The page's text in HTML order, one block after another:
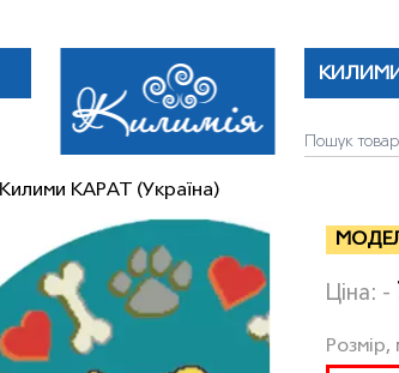
Килими КАРАТ (Україна)
Ціна: -
Розмір,